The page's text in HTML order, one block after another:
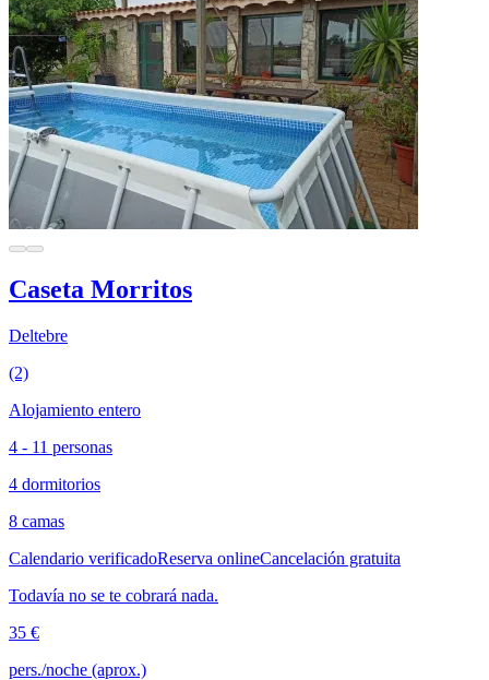
Caseta Morritos
Deltebre
(2)
Alojamiento entero
4 - 11 personas
4 dormitorios
8 camas
Calendario verificadoReserva onlineCancelación gratuita
Todavía no se te cobrará nada.
35 €
pers./noche (aprox.)